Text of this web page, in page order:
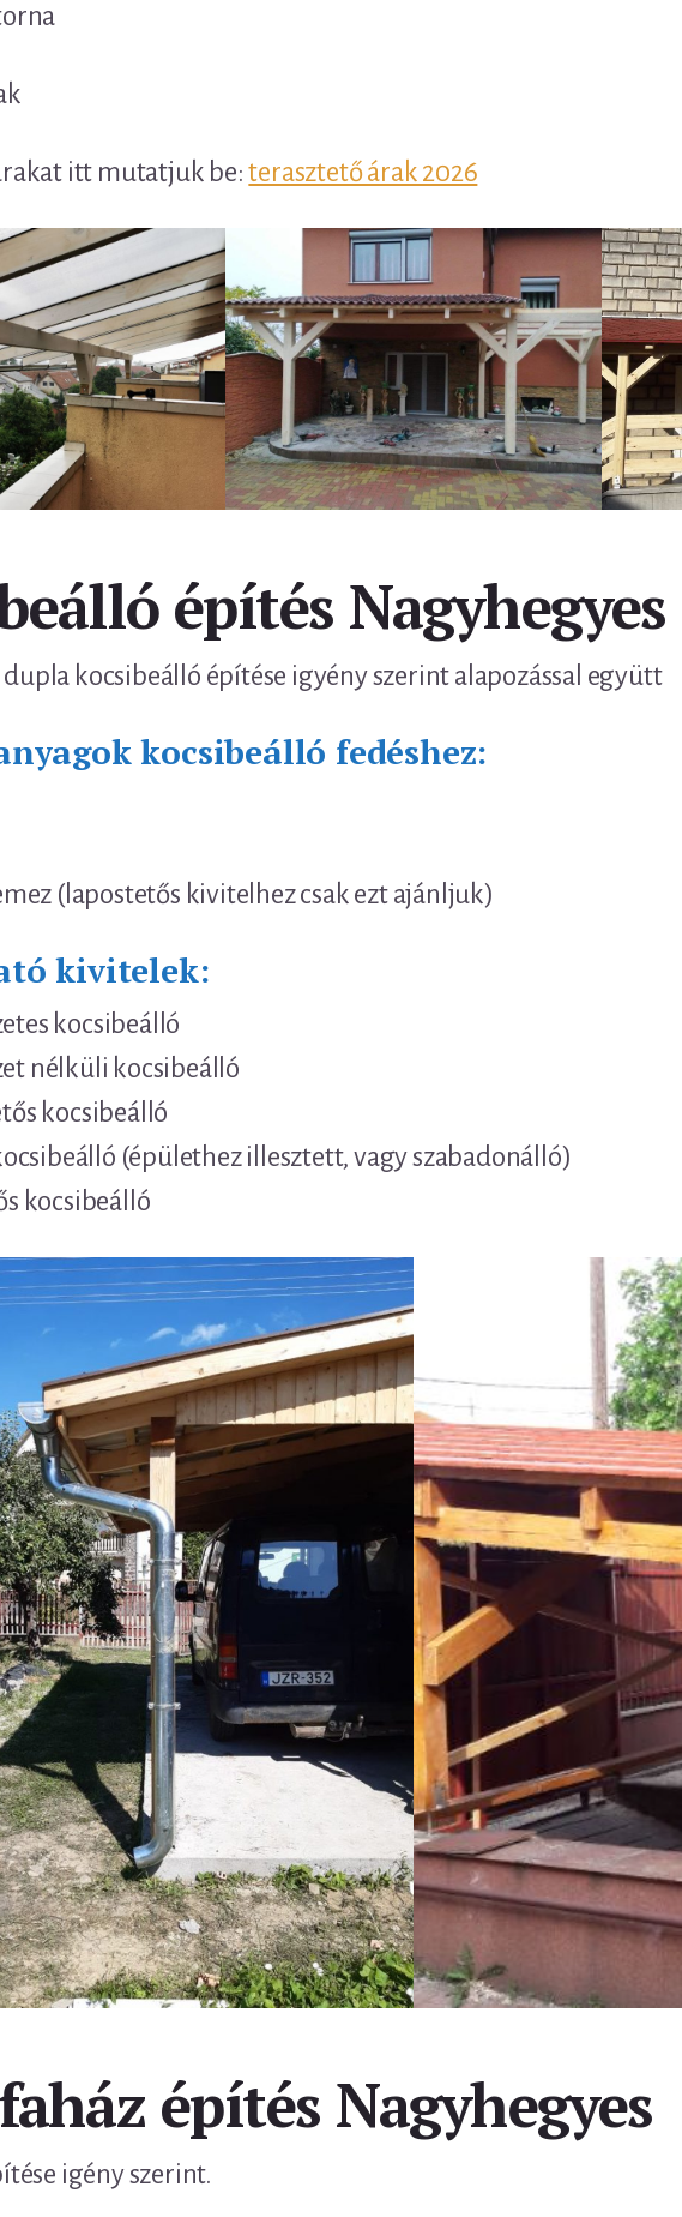
itt mutatjuk be:terasztető árak 2026
építés Nagyhegyes
kocsibeálló építése igyény szerint alapozással együtt
kocsibeálló fedéshez:
(lapostetős kivitelhez csak ezt ajánljuk)
kivitelek:
kocsibeálló
nélküli kocsibeálló
kocsibeálló
(épülethez illesztett, vagy szabadonálló)
kocsibeálló
építés Nagyhegyes
igény szerint.